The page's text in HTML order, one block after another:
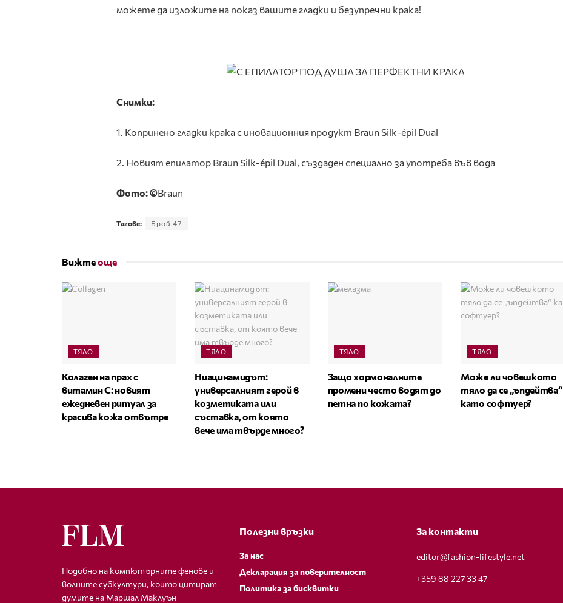
можете да изложите на показ вашите гладки и безупречни крака!
Снимки:
1. Копринено гладки крака с иновационния продукт Braun Silk-épil Dual
2. Новият епилатор Braun Silk-épil Dual, създаден специално за употреба във вода
Фото:©Braun
Тагове: Брой 47
Вижтеоще
ТЯЛО
Колаген на прах с
витамин C: новият
ежедневен ритуал за
красива кожа отвътре
ТЯЛО
Ниацинамидът:
универсалният герой в
козметиката или
съставка, от която
вече има твърде много?
ТЯЛО
Защо хормоналните
промени често водят до
петна по кожата?
ТЯЛО
Може ли човешкото
тяло да се „ъпдейтва“
като софтуер?
Подобно на компютърните фенове и
волните субкултури, които цитират
думите на Маршал Маклуън
Полезни връзки
За нас
Декларация за поверителност
Политика за бисквитки
За контакти
editor@fashion-lifestyle.net
+359 88 227 33 47